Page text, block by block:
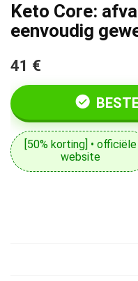
Keto Core:
eenvoudig
41 €
[50% korting] • officiële
website